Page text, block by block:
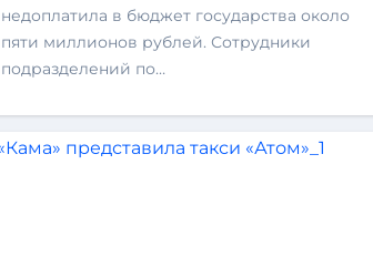
недоплатила в бюджет государства около
пяти миллионов рублей. Сотрудники
подразделений по…